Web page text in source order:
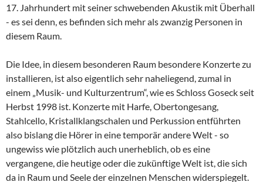
17. Jahrhundert mit seiner schwebenden Akustik mit Überhall
- es sei denn, es befinden sich mehr als zwanzig Personen in
diesem Raum.
Die Idee, in diesem besonderen Raum besondere Konzerte zu
installieren, ist also eigentlich sehr naheliegend, zumal in
einem „Musik- und Kulturzentrum“, wie es Schloss Goseck seit
Herbst 1998 ist. Konzerte mit Harfe, Obertongesang,
Stahlcello, Kristallklangschalen und Perkussion entführten
also bislang die Hörer in eine temporär andere Welt - so
ungewiss wie plötzlich auch unerheblich, ob es eine
vergangene, die heutige oder die zukünftige Welt ist, die sich
da in Raum und Seele der einzelnen Menschen widerspiegelt.